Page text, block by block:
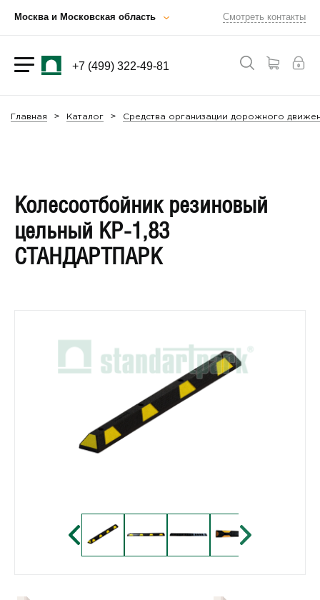
Москва и Московская область Смотреть контакты
+7 (499) 322-49-81
Главная Каталог Средства организации дорожного
Колесоотбойник резиновый
цельный КР-1,83
СТАНДАРТПАРК